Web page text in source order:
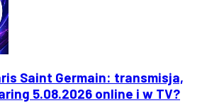
Saint Germain: transmisja,
5.08.2026 online i w TV?